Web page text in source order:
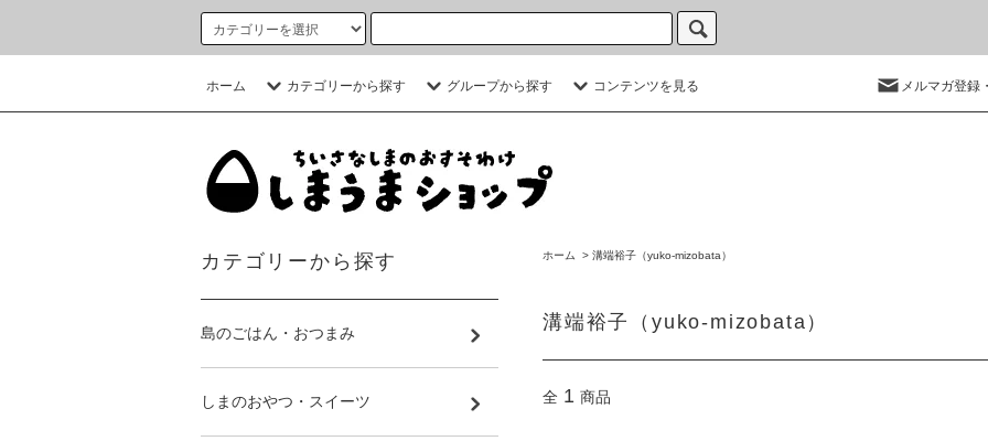
ホーム カテゴリーから探す グループから探す コンテンツを見る メルマガ登録
ホーム > 溝端裕子（yuko-mizobata）
溝端裕子（yuko-mizobata）
全 1 商品
カテゴリーから探す
島のごはん・おつまみ
しまのおやつ・スイーツ